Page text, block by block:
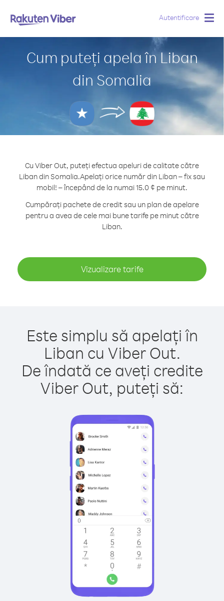
Autentificare
Cum puteți apela în Liban
din Somalia
Cu Viber Out, puteți efectua apeluri de calitate către
Liban din Somalia.Apelați orice număr din Liban – fix sau
mobil! – începând de la numai 15.0 ¢ pe minut.
Cumpărați pachete de credit sau un plan de apelare
pentru a avea de cele mai bune tarife pe minut către
Liban.
Vizualizare tarife
Este simplu să apelați în
Liban cu Viber Out.
De îndată ce aveți credite
Viber Out, puteți să: